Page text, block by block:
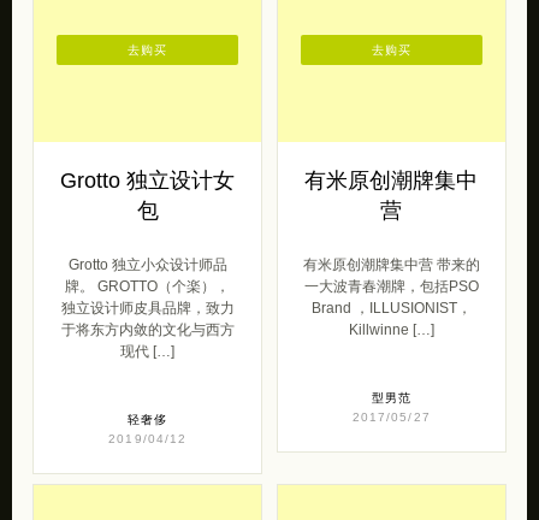
Grotto 独立设计女
包
Grotto 独立小众设计师品
牌。 GROTTO（个楽），
独立设计师皮具品牌，致力
于将东方内敛的文化与西方
现代 […]
轻奢侈
2019/04/12
去购买
有米原创潮牌集中
营
有米原创潮牌集中营 带来的
一大波青春潮牌，包括PSO
Brand ，ILLUSIONIST，
Killwinne […]
型男范
2017/05/27
去购买